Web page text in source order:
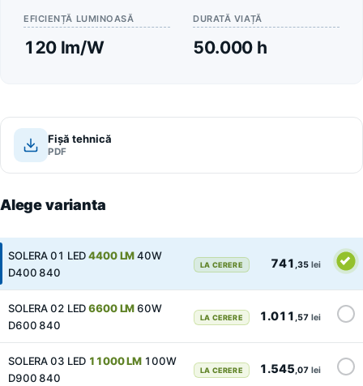
EFICIENȚĂ LUMINOASĂ
120 lm/W
DURATĂ VIAȚĂ
50.000 h
Fișă tehnică
PDF
Alege varianta
SOLERA 01 LED4400 LM40W
D400 840
LA CERERE 741 ,35 lei
SOLERA 02 LED6600 LM 60W
D600 840
LA CERERE 1.011 ,57 lei
SOLERA 03 LED 11000 LM 100W
D900 840
LA CERERE 1.545,07 lei